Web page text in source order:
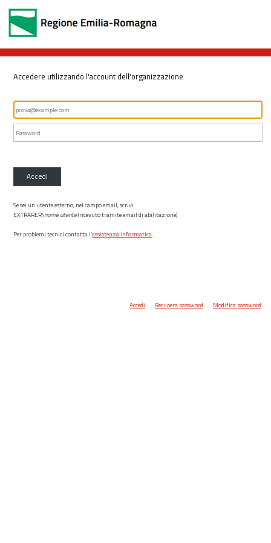
Accedere utilizzando l'account dell'organizzazione
Accedi
Se sei un utente esterno, nel campo email, scrivi
EXTRARER\nome utente(ricevuto tramite email di abilitazione)
Per problemi tecnici contatta l’assistenza informatica.
Accedi Recupera password Modifica password